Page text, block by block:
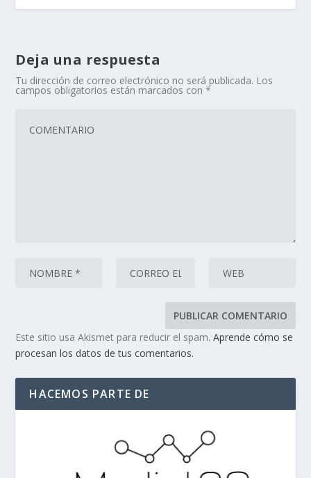
Deja una respuesta
Tu dirección de correo electrónico no será publicada. Los
campos obligatorios están marcados con*
Este sitio usa Akismet para reducir el spam.Aprende cómo se
procesan los datos de tus comentarios.
HACEMOS PARTE DE